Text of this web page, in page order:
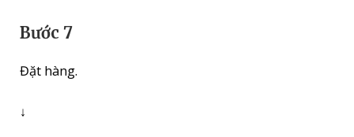
Bước 7
Đặt hàng.
↓